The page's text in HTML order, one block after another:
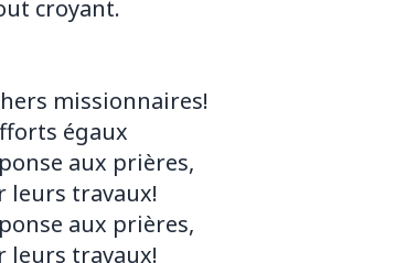
croyant.
missionnaires!
égaux
aux prières,
leurs travaux!
aux prières,